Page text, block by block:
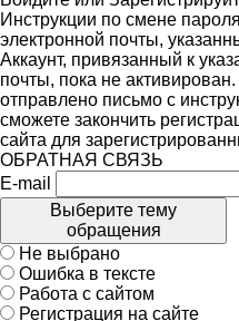
Инструкции по смене
электронной почты,
Аккаунт, привязанный к
почты, пока не
отправлено письмо с
сможете закончить
сайта для
ОБРАТНАЯ СВЯЗЬ
E-mail
Выберите тему
обращения
Не выбрано
Ошибка в тексте
Работа с сайтом
Регистрация на сайте